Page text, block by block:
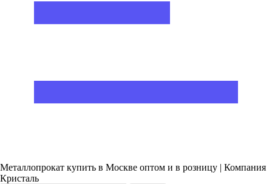
Металлопрокат купить в Москве оптом и в розницу | Компания
Кристаль